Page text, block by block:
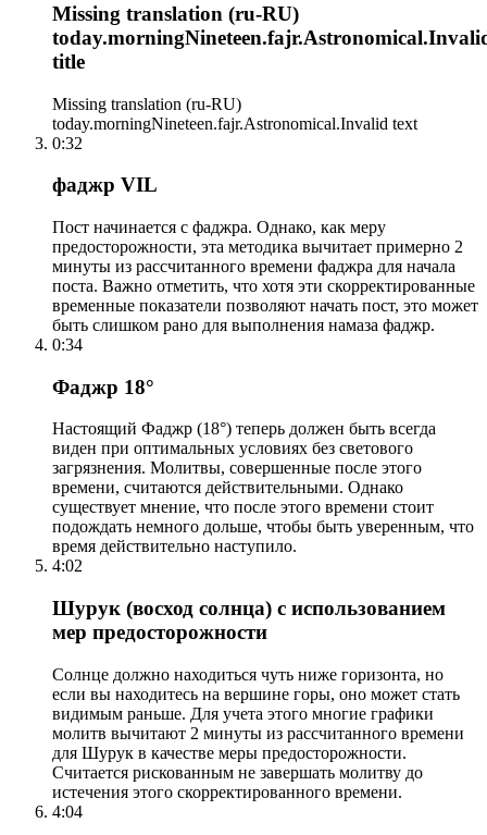
Missing translation (ru-RU)
title
Missing translation (ru-RU)
today.morningNineteen.fajr.Astronomical.Invalid text
0:32
фаджр VIL
Пост начинается с фаджра. Однако, как меру
предосторожности, эта методика вычитает примерно 2
минуты из рассчитанного времени фаджра для начала
поста. Важно отметить, что хотя эти скорректированные
временные показатели позволяют начать пост, это может
быть слишком рано для выполнения намаза фаджр.
0:34
Фаджр 18°
Настоящий Фаджр (18°) теперь должен быть всегда
виден при оптимальных условиях без светового
загрязнения. Молитвы, совершенные после этого
времени, считаются действительными. Однако
существует мнение, что после этого времени стоит
подождать немного дольше, чтобы быть уверенным, что
время действительно наступило.
4:02
Шурук (восход солнца) с использованием
мер предосторожности
Солнце должно находиться чуть ниже горизонта, но
если вы находитесь на вершине горы, оно может стать
видимым раньше. Для учета этого многие графики
молитв вычитают 2 минуты из рассчитанного времени
для Шурук в качестве меры предосторожности.
Считается рискованным не завершать молитву до
истечения этого скорректированного времени.
4:04